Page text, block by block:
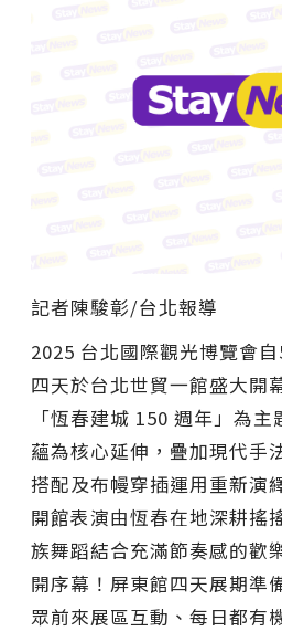
記者陳駿彰/台北報導
2025 台北國際觀光博覽會
四天於台北世貿一館盛大開
「恆春建城 150 週年」為
蘊為核心延伸，疊加現代手
搭配及布幔穿插運用重新演
開館表演由恆春在地深耕搖
族舞蹈結合充滿節奏感的歡
開序幕！屏東館四天展期準
眾前來展區互動、每日都有